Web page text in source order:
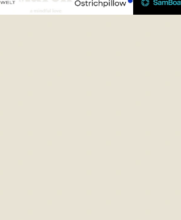
Ostrichpillow SAMBOAT